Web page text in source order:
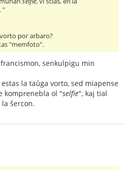
"
por arbaro?
"memfoto".
senkulpigu min
la taŭga vorto, sed miapense
komprenebla ol "selfie", kaj tial
ŝercon.